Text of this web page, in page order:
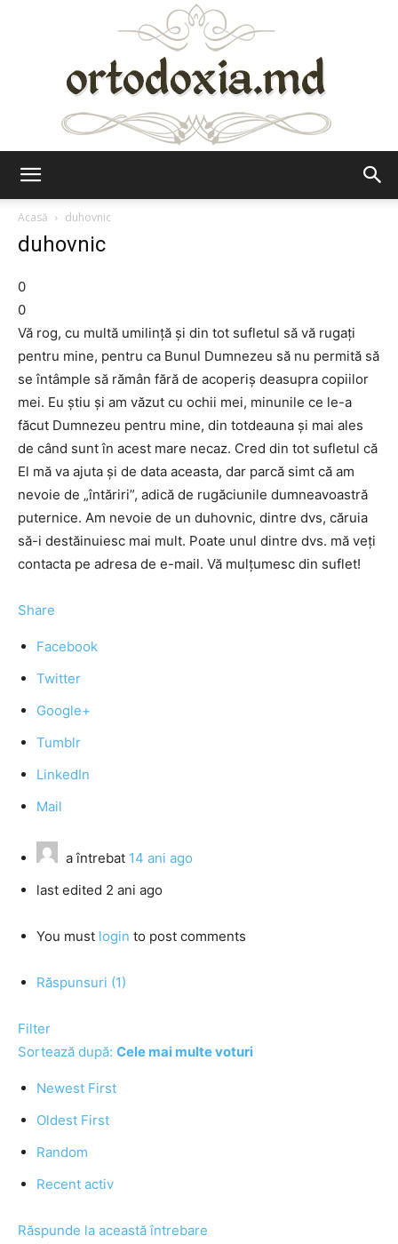
Acasă
duhovnic
duhovnic
0
0
Vă rog, cu multă umilinţă şi din tot sufletul să vă rugaţi
pentru mine, pentru ca Bunul Dumnezeu să nu permită să
se întâmple să rămân fără de acoperiş deasupra copiilor
mei. Eu ştiu şi am văzut cu ochii mei, minunile ce le-a
făcut Dumnezeu pentru mine, din totdeauna şi mai ales
de când sunt în acest mare necaz. Cred din tot sufletul că
El mă va ajuta şi de data aceasta, dar parcă simt că am
nevoie de „întăriri”, adică de rugăciunile dumneavoastră
puternice. Am nevoie de un duhovnic, dintre dvs, căruia
să-i destăinuiesc mai mult. Poate unul dintre dvs. mă veţi
contacta pe adresa de e-mail. Vă mulţumesc din suflet!
Share
Facebook
Twitter
Google+
Tumblr
LinkedIn
Mail
a întrebat 14 ani ago
last edited 2 ani ago
You must login to post comments
Răspunsuri (1)
Filter
Sortează după: Cele mai multe voturi
Newest First
Oldest First
Random
Recent activ
Răspunde la această întrebare